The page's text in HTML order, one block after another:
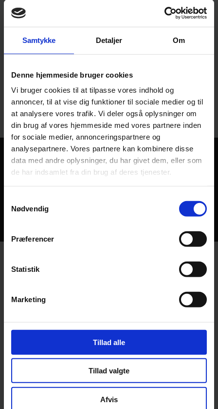
Samtykke Detaljer Om
Denne hjemmeside bruger cookies
Vi bruger cookies til at tilpasse vores indhold og
annoncer, til at vise dig funktioner til sociale medier og til
at analysere vores trafik. Vi deler også oplysninger om
din brug af vores hjemmeside med vores partnere inden
for sociale medier, annonceringspartnere og
analysepartnere. Vores partnere kan kombinere disse
data med andre oplysninger, du har givet dem, eller som
de har indsamlet fra din brug af deres tjenester.
Nødvendig
Præferencer
Statistik
Marketing
Tillad alle
Tillad valgte
Afvis
E-mail
Besked
✔️PEFC Certificeret
✔️Danmarks største Skoventreprenør